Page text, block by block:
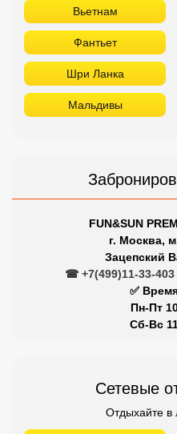
Вьетнам
Фантьет
Шри Ланка
Мальдивы
FUN&SUN
г. Москва,
Зацепский
☎ +7(499)11-33-403
✅
Пн-Пт
Сб-Вс
Сетевые
Отдыхайте в